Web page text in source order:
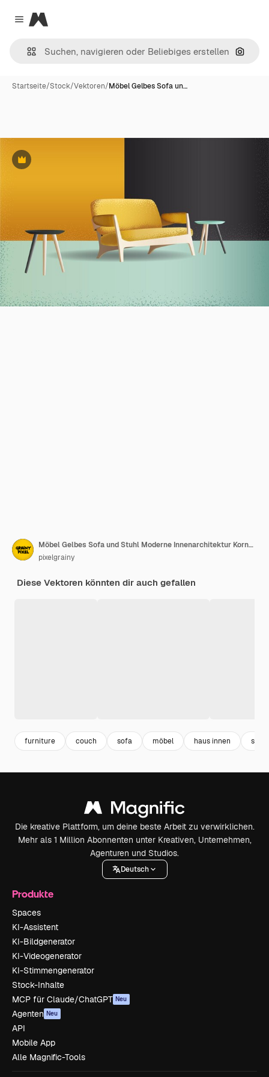
Close menu
Magnific
Nach
Startseite/Stock/Vektoren/Möbel Gelbes Sofa un…
Premium
Möbel Gelbes Sofa und Stuhl Moderne Innenarchitektur Korneffekt-Vektorillustration
pixelgrainy
Diese Vektoren könnten dir auch gefallen
furniture couch sofa möbel haus innen stuhl
Die kreative Plattform, um deine beste Arbeit zu verwirklichen.
Mehr als 1 Million Abonnenten unter Kreativen, Unternehmen,
Agenturen und Studios.
Deutsch
Produkte
Spaces
KI-Assistent
KI-Bildgenerator
KI-Videogenerator
KI-Stimmengenerator
Stock-Inhalte
MCP für Claude/ChatGPT Neu
Agenten Neu
API
Mobile App
Alle Magnific-Tools